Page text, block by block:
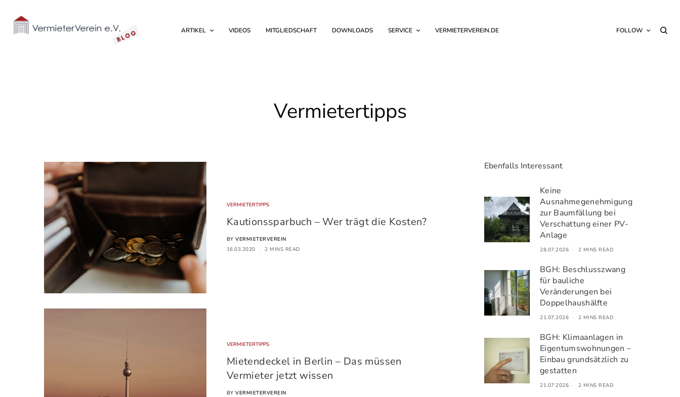
ARTIKEL VIDEOS MITGLIEDSCHAFT DOWNLOADS SERVICE VERMIETERVEREIN.DE FOLLOW
Vermietertipps
VERMIETERTIPPS
Kautionssparbuch – Wer trägt die Kosten?
BY VERMIETERVEREIN
16.03.2020
2 MINS READ
VERMIETERTIPPS
Mietendeckel in Berlin – Das müssen
Vermieter jetzt wissen
BY VERMIETERVEREIN
Ebenfalls Interessant
Keine
Ausnahmegenehmigung
zur Baumfällung bei
Verschattung einer PV-
Anlage
28.07.2026 2 MINS READ
BGH: Beschlusszwang
für bauliche
Veränderungen bei
Doppelhaushälfte
21.07.2026 2 MINS READ
BGH: Klimaanlagen in
Eigentumswohnungen –
Einbau grundsätzlich zu
gestatten
21.07.2026 2 MINS READ